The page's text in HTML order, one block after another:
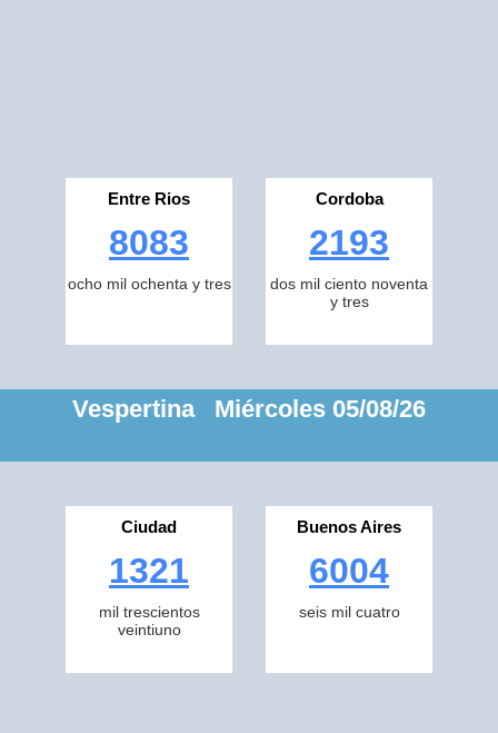
Entre Rios
8083
ocho mil ochenta y tres
Cordoba
2193
dos mil ciento noventa
y tres
Vespertina Miércoles 05/08/26
Ciudad
1321
mil trescientos
veintiuno
Buenos Aires
6004
seis mil cuatro